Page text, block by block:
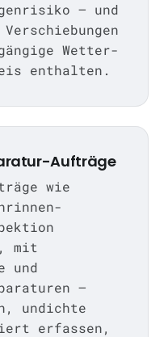
— und
Wetter-
enthalten.
Aufträge
wie
mit
und
—
undichte
erfassen,